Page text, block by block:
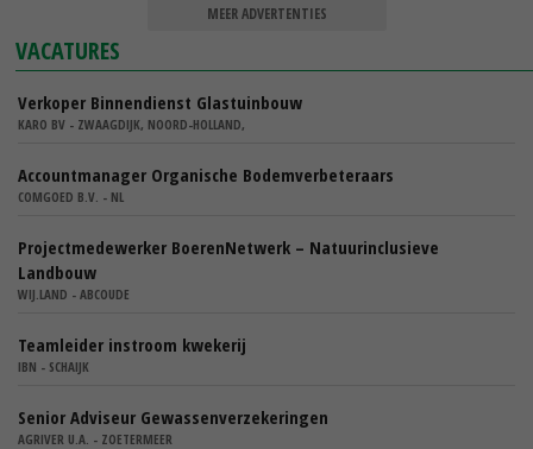
MEER ADVERTENTIES
VACATURES
Verkoper Binnendienst Glastuinbouw
KARO BV - ZWAAGDIJK, NOORD-HOLLAND,
Accountmanager Organische Bodemverbeteraars
COMGOED B.V. - NL
Projectmedewerker BoerenNetwerk – Natuurinclusieve
Landbouw
WIJ.LAND - ABCOUDE
Teamleider instroom kwekerij
IBN - SCHAIJK
Senior Adviseur Gewassenverzekeringen
AGRIVER U.A. - ZOETERMEER